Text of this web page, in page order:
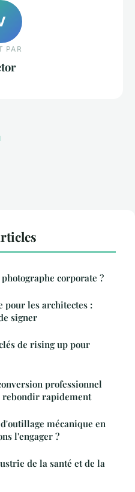
PAR
corporate ?
pour les architectes :
signer
de rising up pour
professionnel
rebondir rapidement
mécanique en
l'engager ?
de la santé et de la